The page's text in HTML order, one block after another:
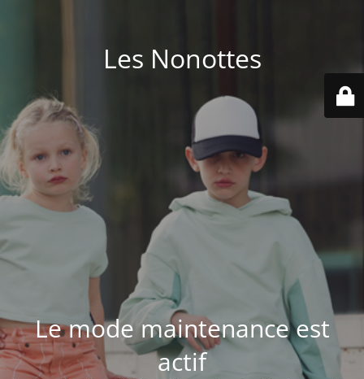
Les Nonottes
Le mode maintenance est
actif